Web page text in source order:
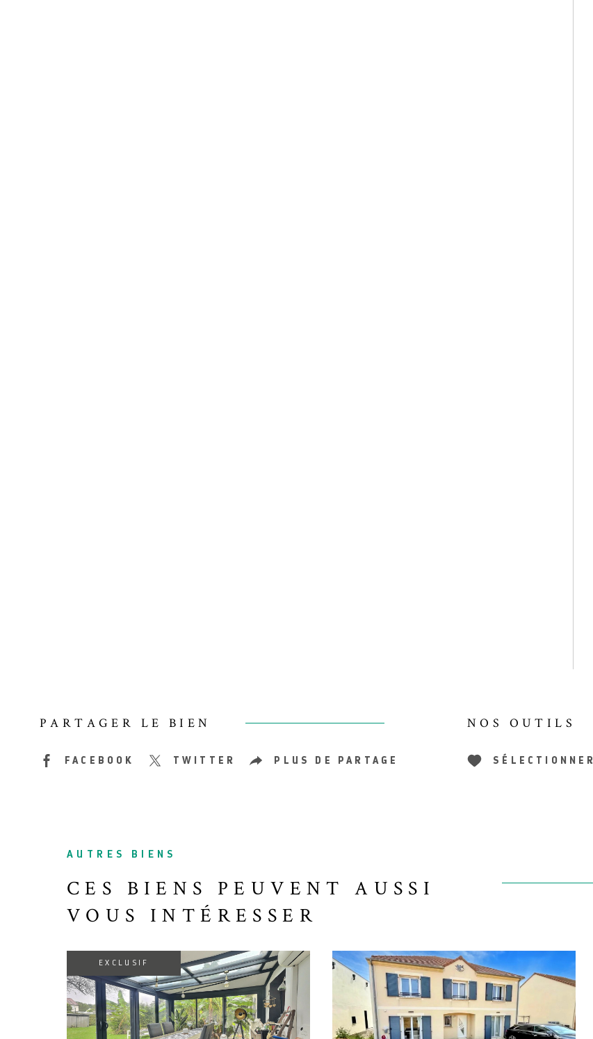
PARTAGER LE BIEN
FACEBOOK TWITTER PLUS DE PARTAGE
NOS OUTILS
SÉLECTIONNER
AUTRES BIENS
CES BIENS PEUVENT AUSSI
VOUS INTÉRESSER
EXCLUSIF
VOIR LE BIEN VOIR LE BIEN